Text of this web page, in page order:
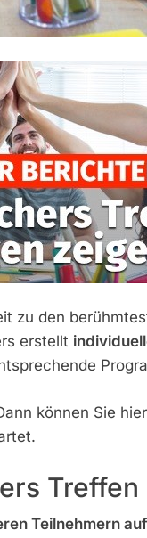
zu den
erstellt
können Sie
Teilnehmern